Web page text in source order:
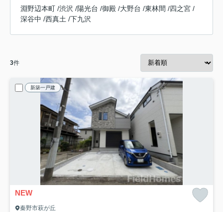
淵野辺本町 /渋沢 /陽光台 /御殿 /大野台 /東林間 /四之宮 /
深谷中 /西真土 /下九沢
3件
新築一戸建
NEW
秦野市萩が丘